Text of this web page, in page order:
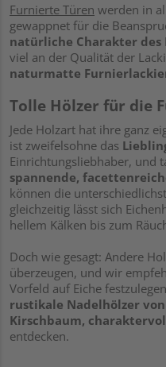
Furnierte Türen werden in
gewappnet für die
natürliche Charakter des
viel an der Qualität der
naturmatte
Tolle Hölzer für die
Jede Holzart hat ihre ganz
ist zweifelsohne das
Einrichtungsliebhaber, und
spannende,
können die
gleichzeitig lässt sich
hellem Kälken bis zum
Doch wie gesagt: Andere
überzeugen, und wir
Vorfeld auf Eiche
rustikale Nadelhölzer
Kirschbaum,
entdecken.